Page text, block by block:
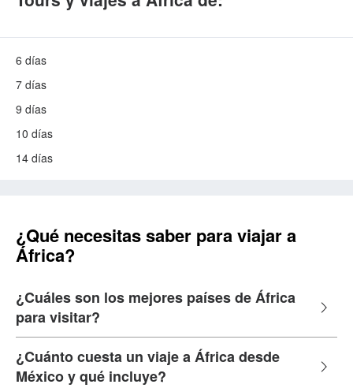
6 días
7 días
9 días
10 días
14 días
¿Qué necesitas saber para viajar a
África?
¿Cuáles son los mejores países de África
para visitar?
¿Cuánto cuesta un viaje a África desde
México y qué incluye?